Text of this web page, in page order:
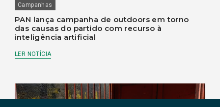
Campanhas
PAN lança campanha de outdoors em torno
das causas do partido com recurso à
inteligência artificial
LER NOTÍCIA